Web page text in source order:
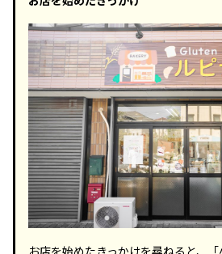
お店を始めたきっかけを尋ねると、